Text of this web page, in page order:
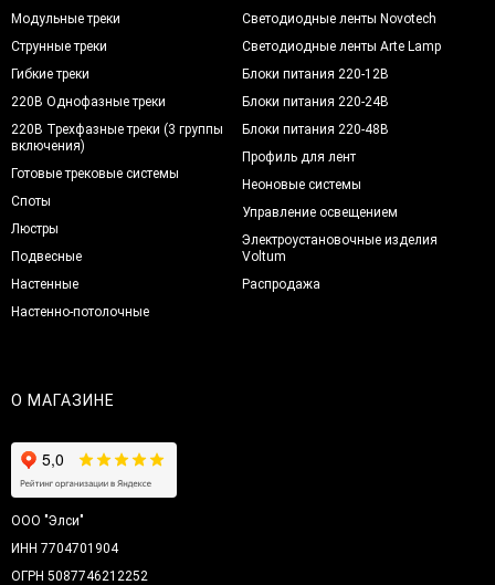
Модульные треки
Струнные треки
Гибкие треки
220В Однофазные треки
220В Трехфазные треки (3 группы
включения)
Готовые трековые системы
Споты
Люстры
Подвесные
Настенные
Настенно-потолочные
Светодиодные ленты Novotech
Светодиодные ленты Arte Lamp
Блоки питания 220-12В
Блоки питания 220-24В
Блоки питания 220-48В
Профиль для лент
Неоновые системы
Управление освещением
Электроустановочные изделия
Voltum
Распродажа
О МАГАЗИНЕ
ООО "Элси"
ИНН 7704701904
ОГРН 5087746212252